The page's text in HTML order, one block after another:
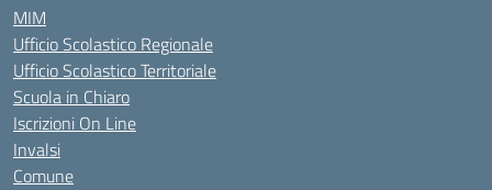
MIM
Ufficio Scolastico Regionale
Ufficio Scolastico Territoriale
Scuola in Chiaro
Iscrizioni On Line
Invalsi
Comune